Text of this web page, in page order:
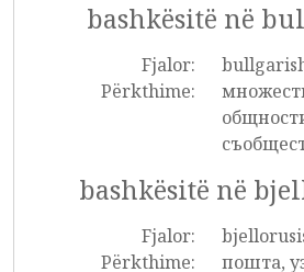
bashkësitë në
Fjalor:
Përkthime:
bashkësitë në
Fjalor:
Përkthime:
пошта,